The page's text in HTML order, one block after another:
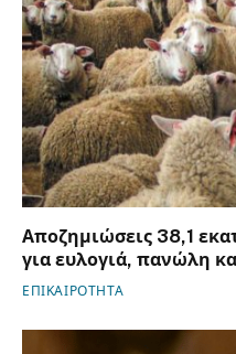
Αποζημιώσεις 38,1
για ευλογιά, πανώλη
ΕΠΙΚΑΙΡΟΤΗΤΑ